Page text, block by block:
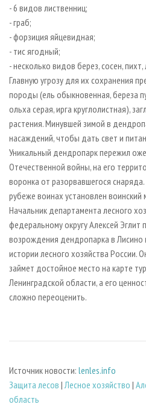
- 6 видов лиственниц;
- граб;
- форзиция яйцевидная;
- тис ягодный;
- несколько видов берез, сосен,
Главную угрозу для их сохранения
породы (ель обыкновенная, береза
ольха серая, ирга круглолистная),
растения. Минувшей зимой в
насаждений, чтобы дать свет и
Уникальный дендропарк пережил
Отечественной войны, на его
воронка от разорвавшегося
рубеже воинах установлен воинский
Начальник департамента лесного
федеральному округу Алексей Эглит
возрождения дендропарка в Лисино
истории лесного хозяйства России.
займет достойное место на карте
Ленинградской области, а его
сложно переоценить.
Источник новости: lenles.info
Защита лесов |Лесное хозяйство |
область